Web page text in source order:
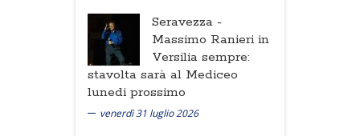
Seravezza -
Massimo Ranieri in
Versilia sempre:
stavolta sarà al Mediceo
lunedi prossimo
venerdì 31 luglio 2026